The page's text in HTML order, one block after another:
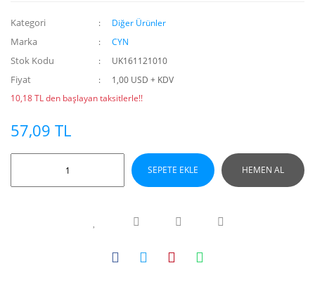
Kategori Diğer Ürünler
Marka CYN
Stok Kodu UK161121010
Fiyat
1,00 USD + KDV
10,18 TL den başlayan taksitlerle!!
57,09 TL
SEPETE EKLE HEMEN AL